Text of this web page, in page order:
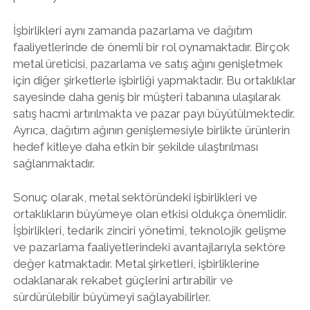
İşbirlikleri aynı zamanda pazarlama ve dağıtım
faaliyetlerinde de önemli bir rol oynamaktadır. Birçok
metal üreticisi, pazarlama ve satış ağını genişletmek
için diğer şirketlerle işbirliği yapmaktadır. Bu ortaklıklar
sayesinde daha geniş bir müşteri tabanına ulaşılarak
satış hacmi artırılmakta ve pazar payı büyütülmektedir.
Ayrıca, dağıtım ağının genişlemesiyle birlikte ürünlerin
hedef kitleye daha etkin bir şekilde ulaştırılması
sağlanmaktadır.
Sonuç olarak, metal sektöründeki işbirlikleri ve
ortaklıkların büyümeye olan etkisi oldukça önemlidir.
İşbirlikleri, tedarik zinciri yönetimi, teknolojik gelişme
ve pazarlama faaliyetlerindeki avantajlarıyla sektöre
değer katmaktadır. Metal şirketleri, işbirliklerine
odaklanarak rekabet güçlerini artırabilir ve
sürdürülebilir büyümeyi sağlayabilirler.